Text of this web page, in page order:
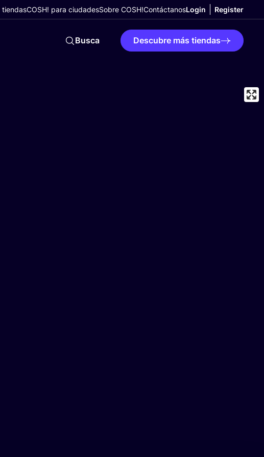
tiendasCOSH! para ciudadesSobre COSH!ContáctanosLogin Register
Busca Descubre más tiendas